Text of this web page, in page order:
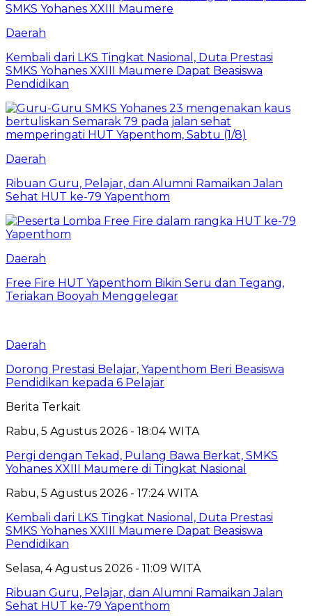
Daerah
Kembali dari LKS Tingkat Nasional, Duta Prestasi
SMKS Yohanes XXIII Maumere Dapat Beasiswa
Pendidikan
Daerah
Ribuan Guru, Pelajar, dan Alumni Ramaikan Jalan
Sehat HUT ke-79 Yapenthom
Daerah
Free Fire HUT Yapenthom Bikin Seru dan Tegang,
Teriakan Booyah Menggelegar
Daerah
Dorong Prestasi Belajar, Yapenthom Beri Beasiswa
Pendidikan kepada 6 Pelajar
Berita Terkait
Rabu, 5 Agustus 2026 - 18:04 WITA
Pergi dengan Tekad, Pulang Bawa Berkat, SMKS
Yohanes XXIII Maumere di Tingkat Nasional
Rabu, 5 Agustus 2026 - 17:24 WITA
Kembali dari LKS Tingkat Nasional, Duta Prestasi
SMKS Yohanes XXIII Maumere Dapat Beasiswa
Pendidikan
Selasa, 4 Agustus 2026 - 11:09 WITA
Ribuan Guru, Pelajar, dan Alumni Ramaikan Jalan
Sehat HUT ke-79 Yapenthom